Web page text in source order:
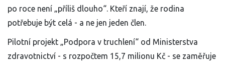
po roce není „příliš dlouho“. Kteří znají, že rodina
potřebuje být celá - a ne jen jeden člen.
Pilotní projekt „Podpora v truchlení“ od Ministerstva
zdravotnictví - s rozpočtem 15,7 milionu Kč - se zaměřuje